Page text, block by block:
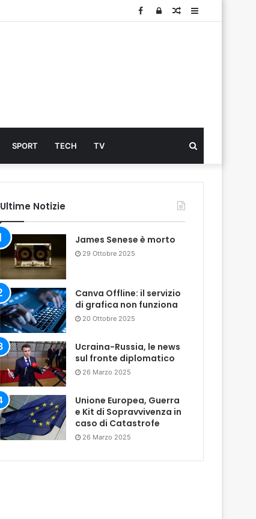
Sidebar
Articolo
Log
Facebook
SPORT TECH TV
...
Ultime Notizie
James Senese è morto
29 Ottobre 2025
Canva Offline: il servizio
di grafica non funziona
20 Ottobre 2025
Ucraina-Russia, le news
sul fronte diplomatico
26 Marzo 2025
Unione Europea, Guerra
e Kit di Sopravvivenza in
caso di Catastrofe
26 Marzo 2025